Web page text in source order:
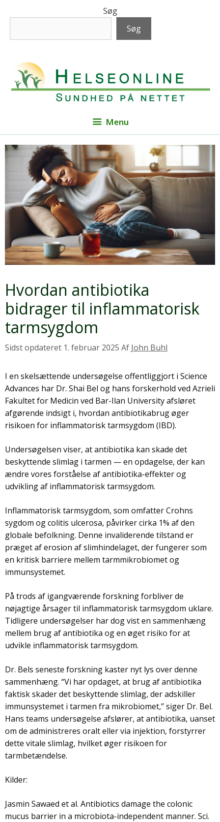
Søg
Søg
Menu
Hvordan antibiotika
bidrager til inflammatorisk
tarmsygdom
1. februar 2025 Af John Buhl
I en skelsættende undersøgelse offentliggjort i Science
Advances har Dr. Shai Bel og hans forskerhold ved Azrieli
Fakultet for Medicin ved Bar-Ilan University afsløret
afgørende indsigt i, hvordan antibiotikabrug øger
risikoen for inflammatorisk tarmsygdom (IBD).
Undersøgelsen viser, at antibiotika kan skade det
beskyttende slimlag i tarmen — en opdagelse, der kan
ændre vores forståelse af antibiotika-effekter og
udvikling af inflammatorisk tarmsygdom.
Inflammatorisk tarmsygdom, som omfatter Crohns
sygdom og colitis ulcerosa, påvirker cirka 1% af den
globale befolkning. Denne invaliderende tilstand er
præget af erosion af slimhindelaget, der fungerer som
en kritisk barriere mellem tarmmikrobiomet og
immunsystemet.
På trods af igangværende forskning forbliver de
nøjagtige årsager til inflammatorisk tarmsygdom uklare.
Tidligere undersøgelser har dog vist en sammenhæng
mellem brug af antibiotika og en øget risiko for at
udvikle inflammatorisk tarmsygdom.
Dr. Bels seneste forskning kaster nyt lys over denne
sammenhæng. “Vi har opdaget, at brug af antibiotika
faktisk skader det beskyttende slimlag, der adskiller
immunsystemet i tarmen fra mikrobiomet,” siger Dr. Bel.
Hans teams undersøgelse afslører, at antibiotika, uanset
om de administreres oralt eller via injektion, forstyrrer
dette vitale slimlag, hvilket øger risikoen for
tarmbetændelse.
Kilder:
Jasmin Sawaed et al. Antibiotics damage the colonic
mucus barrier in a microbiota-independent manner. Sci.